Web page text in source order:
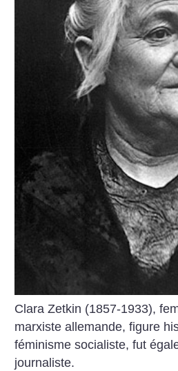
Clara Zetkin (1857-1933),
marxiste allemande, figure
féminisme socialiste, fut
journaliste.